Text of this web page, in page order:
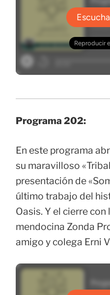
Programa 202:
En este programa
su maravilloso
presentación de
último trabajo del
Oasis. Y el cierre
mendocina Zonda
amigo y colega Erni